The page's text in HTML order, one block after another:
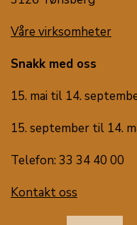
Våre virksomheter
Snakk med oss
15. mai til 14.
15. september til 14.
Telefon: 33 34 40 00
Kontakt oss